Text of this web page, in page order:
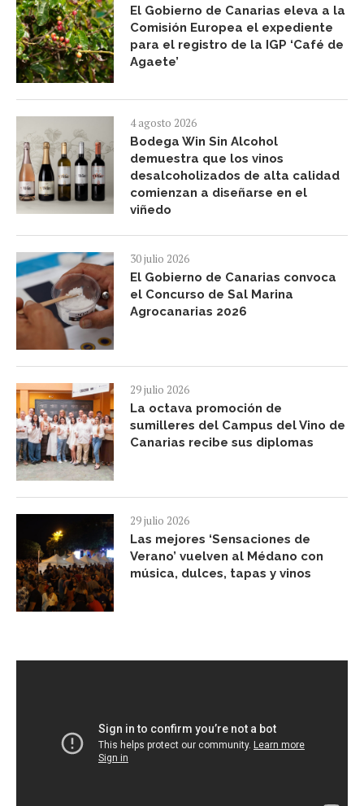
El Gobierno de Canarias eleva a la
Comisión Europea el expediente
para el registro de la IGP ‘Café de
Agaete’
4 agosto 2026
Bodega Win Sin Alcohol
demuestra que los vinos
desalcoholizados de alta calidad
comienzan a diseñarse en el
viñedo
30 julio 2026
El Gobierno de Canarias convoca
el Concurso de Sal Marina
Agrocanarias 2026
29 julio 2026
La octava promoción de
sumilleres del Campus del Vino de
Canarias recibe sus diplomas
29 julio 2026
Las mejores ‘Sensaciones de
Verano’ vuelven al Médano con
música, dulces, tapas y vinos